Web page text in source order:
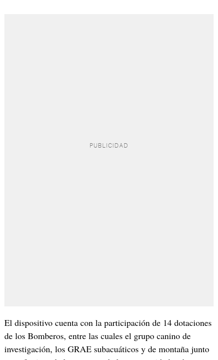
El dispositivo cuenta con la participación de 14 dotaciones
de los Bomberos, entre las cuales el grupo canino de
investigación, los GRAE subacuáticos y de montaña junto